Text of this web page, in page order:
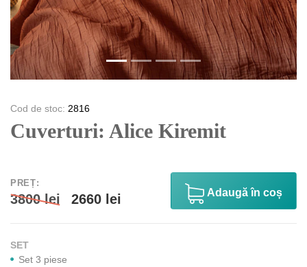
Cod de stoc: 2816
Cuverturi: Alice Kiremit
PREȚ:
3800 lei 2660 lei Аdaugă în coș
SET
Set 3 piese